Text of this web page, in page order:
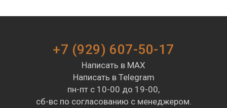
+7 (929) 607-50-17
Написать в MAX
Написать в Telegram
пн-пт с 10-00 до 19-00,
сб-вс по согласованию с менеджером.